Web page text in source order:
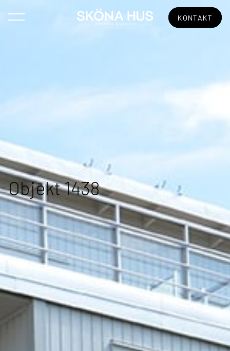
KONTAKT
Objekt 1438